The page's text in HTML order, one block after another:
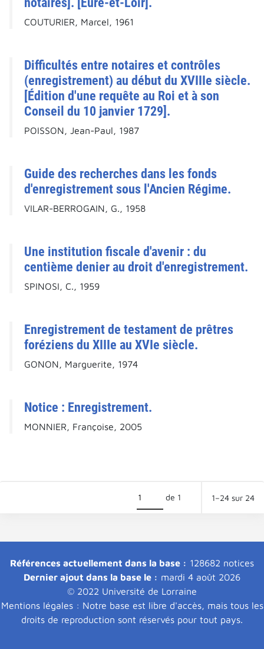
COUTURIER, Marcel, 1961
Difficultés entre notaires et contrôles
(enregistrement) au début du XVIIIe siècle.
[Édition d'une requête au Roi et à son
Conseil du 10 janvier 1729].
POISSON, Jean-Paul, 1987
Guide des recherches dans les fonds
d'enregistrement sous l'Ancien Régime.
VILAR-BERROGAIN, G., 1958
Une institution fiscale d'avenir : du
centième denier au droit d'enregistrement.
SPINOSI, C., 1959
Enregistrement de testament de prêtres
foréziens du XIIIe au XVIe siècle.
GONON, Marguerite, 1974
Notice : Enregistrement.
MONNIER, Françoise, 2005
de 1 1–24 sur 24
Références actuellement dans la base : 128682 notices
Dernier ajout dans la base le : mardi 4 août 2026
© 2022 Université de Lorraine
Mentions légales : Notre base est libre d'accès, mais tous les
droits de reproduction sont réservés pour tout pays.